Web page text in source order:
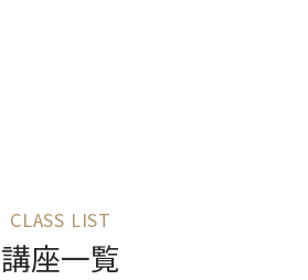
講座一覧